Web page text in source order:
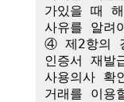
가있을 때
사유를 알려
④ 제2항의
인증서 재발
사용의사 확
거래를 이용